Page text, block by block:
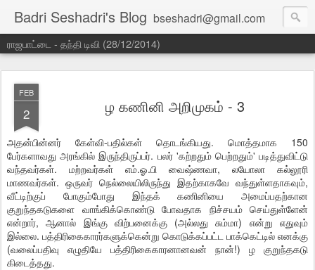
Badri Seshadri's Blog bseshadri@gmail.com
ராஜபாட்டை - தந்தி டிவி (28/12/2014)
FEB
2 ழ கணினி அறிமுகம் - 3
அதன்பின்னர் கேள்வி-பதில்கள் தொடங்கியது. மொத்தமாக 150
பேர்களாவது அரங்கில் இருந்திருப்பர். பலர் 'கற்றதும் பெற்றதும்' படித்துவிட்டு
வந்தவர்கள். மற்றவர்கள் எம்.ஓ.பி வைஷ்ணவா, லயோலா கல்லூரி
மாணவர்கள். ஒருவர் நெல்லையிலிருந்து இதற்காகவே வந்துள்ளதாகவும்,
வீட்டிற்குப் போகும்போது இந்தக் கணினியை அமைப்பதற்கான
குறுந்தகடுகளை வாங்கிக்கொண்டு போவதாக நிச்சயம் செய்துள்ளேன்
என்றார், ஆனால் இங்கு விற்பனைக்கு (அல்லது சும்மா) என்று எதுவும்
இல்லை. பத்திரிகைகாரர்களுக்கென்று கொடுக்கப்பட்ட பாக்கெட்டில் எனக்கு
(வலைப்பதிவு எழுதியே பத்திரிகைகாரனானவன் நான்!) ழ குறுந்தகடு
கிடைத்தது.